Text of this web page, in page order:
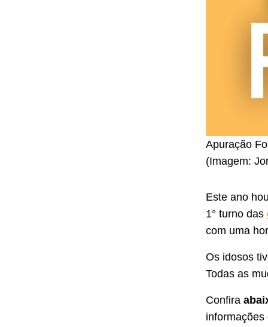
Apuração
(Imagem:
Este ano
1° turno das
com uma
Os idosos
Todas as
Confira